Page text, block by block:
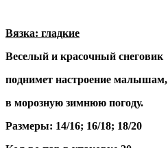
Вязка: гладкие
Веселый и красочный снеговик
поднимет настроение малышам,
в морозную зимнюю погоду.
Размеры: 14/16; 16/18; 18/20